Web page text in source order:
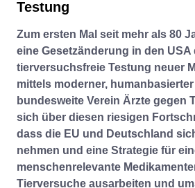
Testung
Zum ersten Mal seit mehr als 80
eine Gesetzänderung in den USA
tierversuchsfreie Testung neuer
mittels moderner,
bundesweite Verein Ärzte gegen
sich über diesen riesigen
dass die EU und Deutschland
nehmen und eine Strategie für
menschenrelevante
Tierversuche ausarbeiten und